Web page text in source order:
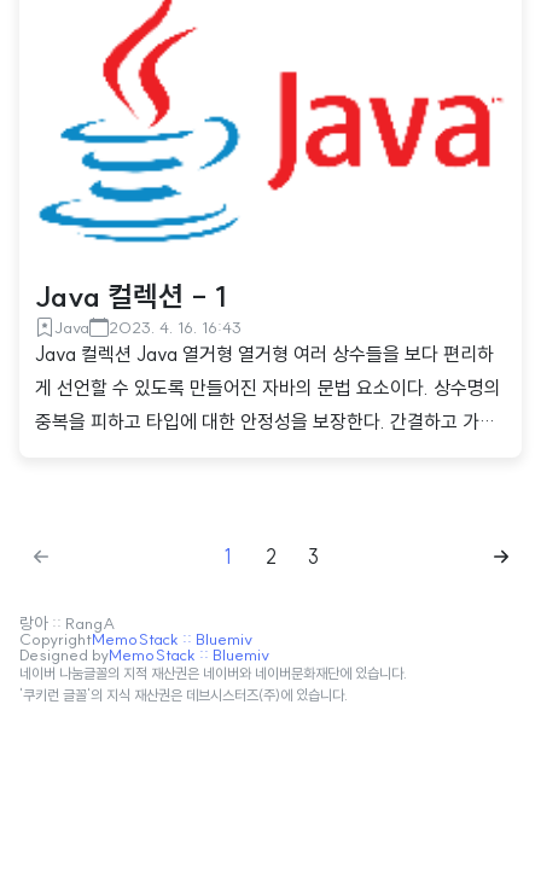
장이 가능한 컬렉션을 구현할 때 사용 ArrayList, Vector, Sta
ck, LinkedList등이 List 인터페이스를 구현 Set 데이터의 순
서가 유지되지 않으며, 중복 저장이 불가능한 컬렉션을 구현할
때 사용 HashSet, TreeSet 등이 Set 인터페이스를 구현 Map
키(key)와 값(value)의 쌍으로 데이..
Java 컬렉션 - 1
Java 2023. 4. 16. 16:43
Java 컬렉션 Java 열거형 열거형 여러 상수들을 보다 편리하
게 선언할 수 있도록 만들어진 자바의 문법 요소이다. 상수명의
중복을 피하고 타입에 대한 안정성을 보장한다. 간결하고 가독
0부터 시작하는 정수값이 할당 enum 열거형이름 {상수명1, 상
FIRST, SECOND, THIRD } public class Main { public stat
ic void main(String[] args) { Numbering num = Numberi
ng..
1 2 3
랑아 :: RangA
CopyrightMemoStack :: Bluemiv
Designed byMemoStack :: Bluemiv
네이버 나눔글꼴의 지적 재산권은 네이버와 네이버문화재단에 있습니다.
'쿠키런 글꼴'의 지식 재산권은 데브시스터즈(주)에 있습니다.